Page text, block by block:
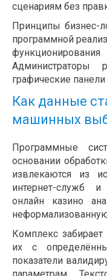
сценариям без
Принципы бизнес-
программной
Администраторы
графические
Как данные
машинных
Программные
основании
извлекаются из
интернет-служб
онлайн казино
Комплекс
их с
показатели